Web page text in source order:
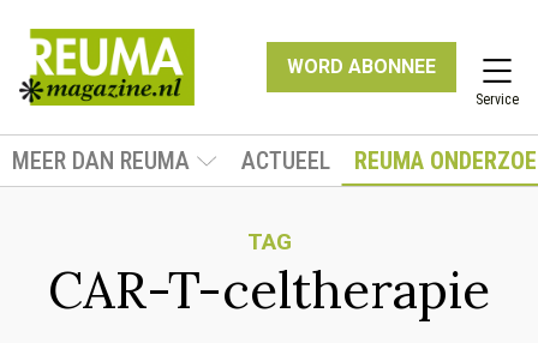
WORD ABONNEE
Service
MEER DAN REUMA ACTUEEL REUMA
TAG
CAR-T-celtherapie